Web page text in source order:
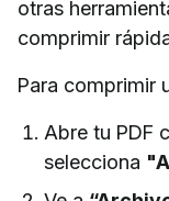
otras
comprimir
Para comprimir
Abre tu PDF
selecciona